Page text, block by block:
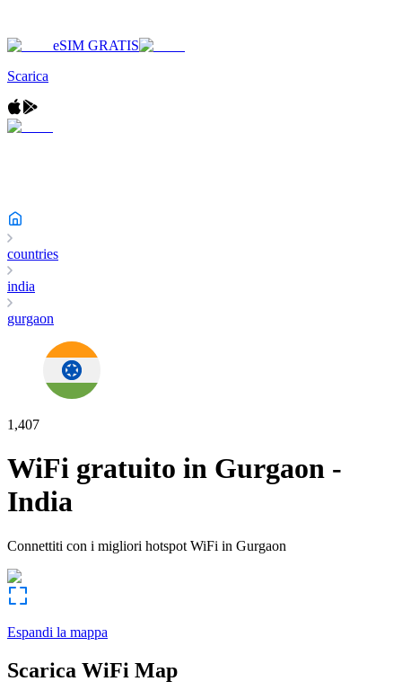
eSIM GRATIS
Scarica
countries
india
gurgaon
1,407
WiFi gratuito in Gurgaon -
India
Connettiti con i migliori hotspot WiFi in Gurgaon
Espandi la mappa
Scarica WiFi Map